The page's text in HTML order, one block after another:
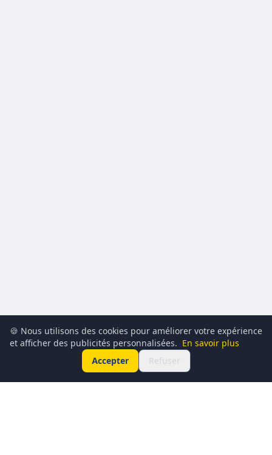
🍪 Nous utilisons des cookies pour améliorer votre expérience
et afficher des publicités personnalisées. En savoir plus
Accepter
Refuser